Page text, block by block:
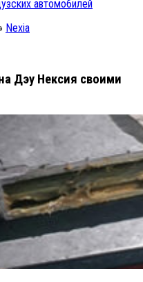
Nexia
Дэу Нексия своими